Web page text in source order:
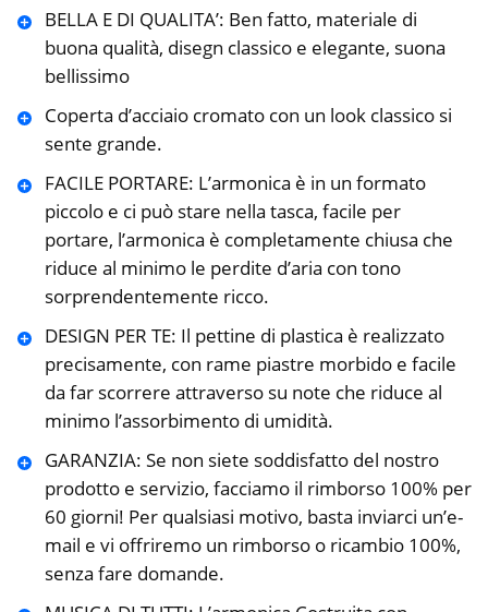
BELLA E DI QUALITA’: Ben fatto, materiale di
buona qualità, disegn classico e elegante, suona
bellissimo
Coperta d’acciaio cromato con un look classico si
sente grande.
FACILE PORTARE: L’armonica è in un formato
piccolo e ci può stare nella tasca, facile per
portare, l’armonica è completamente chiusa che
riduce al minimo le perdite d’aria con tono
sorprendentemente ricco.
DESIGN PER TE: Il pettine di plastica è realizzato
precisamente, con rame piastre morbido e facile
da far scorrere attraverso su note che riduce al
minimo l’assorbimento di umidità.
GARANZIA: Se non siete soddisfatto del nostro
prodotto e servizio, facciamo il rimborso 100% per
60 giorni! Per qualsiasi motivo, basta inviarci un’e-
mail e vi offriremo un rimborso o ricambio 100%,
senza fare domande.